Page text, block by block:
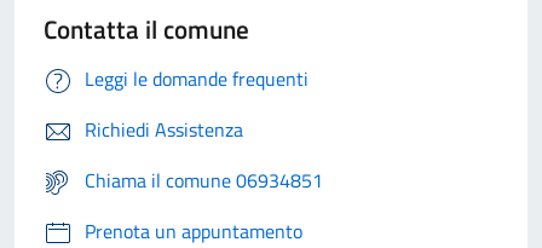
Contatta il comune
Leggi le domande frequenti
Richiedi Assistenza
Chiama il comune 06934851
Prenota un appuntamento